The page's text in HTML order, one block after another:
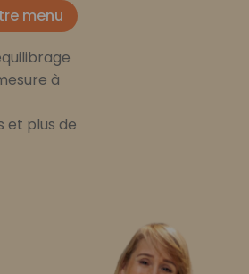
menu
à
et plus de